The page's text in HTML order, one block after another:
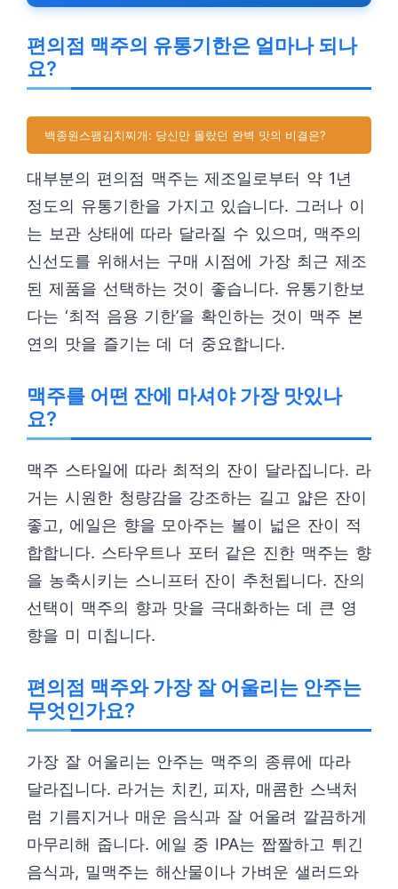
편의점 맥주의 유통기한은 얼마나 되나
요?
백종원스팸김치찌개: 당신만 몰랐던 완벽 맛의 비결은?
대부분의 편의점 맥주는 제조일로부터 약 1년
정도의 유통기한을 가지고 있습니다. 그러나 이
는 보관 상태에 따라 달라질 수 있으며, 맥주의
신선도를 위해서는 구매 시점에 가장 최근 제조
된 제품을 선택하는 것이 좋습니다. 유통기한보
다는 ‘최적 음용 기한’을 확인하는 것이 맥주 본
연의 맛을 즐기는 데 더 중요합니다.
맥주를 어떤 잔에 마셔야 가장 맛있나
요?
맥주 스타일에 따라 최적의 잔이 달라집니다. 라
거는 시원한 청량감을 강조하는 길고 얇은 잔이
좋고, 에일은 향을 모아주는 볼이 넓은 잔이 적
합합니다. 스타우트나 포터 같은 진한 맥주는 향
을 농축시키는 스니프터 잔이 추천됩니다. 잔의
선택이 맥주의 향과 맛을 극대화하는 데 큰 영
향을 미 미칩니다.
편의점 맥주와 가장 잘 어울리는 안주는
무엇인가요?
가장 잘 어울리는 안주는 맥주의 종류에 따라
달라집니다. 라거는 치킨, 피자, 매콤한 스낵처
럼 기름지거나 매운 음식과 잘 어울려 깔끔하게
마무리해 줍니다. 에일 중 IPA는 짭짤하고 튀긴
음식과, 밀맥주는 해산물이나 가벼운 샐러드와